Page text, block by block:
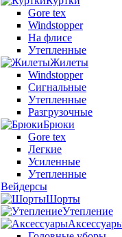
Gore tex
Windstopper
На флисе
Утепленные
Жилеты
Windstopper
Сигнальные
Утепленные
Разгрузочные
Брюки
Gore tex
Легкие
Усиленные
Утепленные
Вейдерсы
Шорты
Утепление